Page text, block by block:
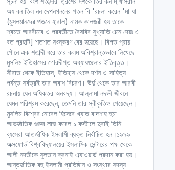
অয বন তিল নন দেপনগননের পতন বি 'রচলা করেন 'মা যা
(মুসলমানদের পতনে হারাল) নামক কালজরী হয তাকে
শ্বমত আরবীবেে ও পরবর্তীতে বৈষবিব সুখ্যাতি এনে দেয়৷ এ
বত গ্রহটি] শতশত সংস্করণ বের হয়েছে। বিগত প্রায়
পৌনে এক শতাব্দী ধরে তার কলম অবিশ্রান্তভাবে লিখেছে
মুসলিম ইতিহাসের গৌরদীপ্ত অধ্যায়গুলোর ইতিবৃত্ত।
সীরাত থেকে ইতিহাস, ইতিহাস থেকে দর্শন ও সাহিত্য
পর্যন্ত সর্বত্রই তার অবাধ বিচরণ। উর্দু থেকে তার আরবী
রচনায় যেন অধিকতর অনবদ্য। আল্লামা নদভী জীবনে
যেমন পরিশ্রম করেছেন, তেমনি তার স্বীকৃতিও পেয়েছেন।
মুসলিম বিশ্বের নোবেল হিসেবে খ্যাত বাদশাহ হুমা
আভর্জাতিক গুরুর লাভ করেল ১ কস্টালে দুবাই তিনি
ব্যসেরা আতর্জাধিক ইসলামী ব্যক্ত নির্বাচিত হন।১৯৯৯
অক্সফোর্ড বিশ্ববিদ্যালয়ের ইসলামিক সেন্টারের পক্ষ থেকে
আলী নদতীকে সুলতান ক্রনাই এ্যাওয়ার্ড প্রদান করা হয়।
আন্তর্জাতিক বহু ইসলামী প্রতিষ্ঠান ও সংস্থার সদস্য